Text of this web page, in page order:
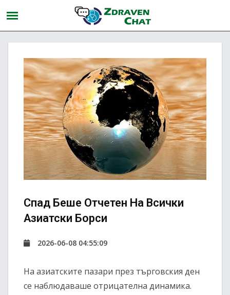
Спад Беше Отчетен На Всички
Азиатски Борси
2026-06-08 04:55:09
На азиатските пазари през търговския ден
се наблюдаваше отрицателна динамика.